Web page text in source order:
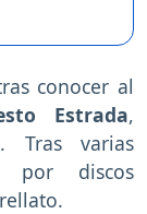
conocer al
Estrada,
Tras varias
por discos